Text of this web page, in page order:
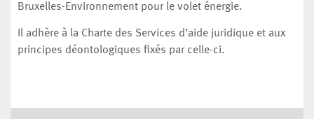
Bruxelles-Environnement pour le volet énergie.
Il adhère à la Charte des Services d’aide juridique et aux
principes déontologiques fixés par celle-ci.